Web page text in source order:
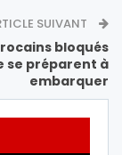
SUIVANT
bloqués
se préparent à
embarquer